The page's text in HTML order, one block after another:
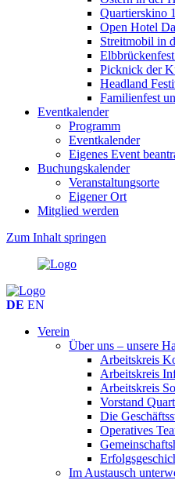
Quartierskino
Open Hotel
Streitmobil in
Picknick der
Headland
Familienfest
Eventkalender
Programm
Eventkalender
Eigenes Event
Buchungskalender
Veranstaltungsorte
Eigener Ort
Mitglied werden
Zum Inhalt springen
DE EN
Verein
Über uns – unsere
Arbeitskreis
Arbeitskreis
Arbeitskreis
Vorstand
Die
Operatives
Im Austausch